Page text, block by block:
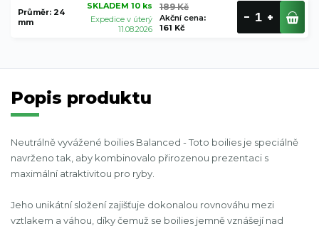
Průměr: 24
mm
SKLADEM 10 ks
Expedice v úterý
11.08.2026
189 Kč
Akční cena:
161 Kč
Popis produktu
Neutrálně vyvážené boilies Balanced - Toto boilies je speciálně
navrženo tak, aby kombinovalo přirozenou prezentaci s
maximální atraktivitou pro ryby.
Jeho unikátní složení zajišťuje dokonalou rovnováhu mezi
vztlakem a váhou, díky čemuž se boilies jemně vznášejí nad